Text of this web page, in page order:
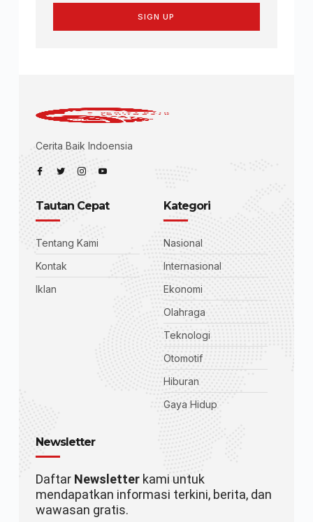
SIGN UP
Cerita Baik Indoensia
Tautan Cepat
Tentang Kami
Kontak
Iklan
Kategori
Nasional
Internasional
Ekonomi
Olahraga
Teknologi
Otomotif
Hiburan
Gaya Hidup
Newsletter
Daftar Newsletterkami untuk
mendapatkan informasi terkini, berita, dan
wawasan gratis.